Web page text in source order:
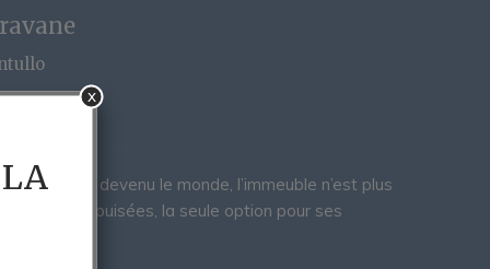
qu’est devenu le monde, l’immeuble n’est plus
sont épuisées, la seule option pour ses
x